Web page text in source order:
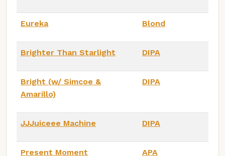
Eureka Blond
Brighter Than Starlight DIPA
Bright (w/ Simcoe &
Amarillo)
DIPA
JJJuiceee Machine DIPA
Present Moment APA